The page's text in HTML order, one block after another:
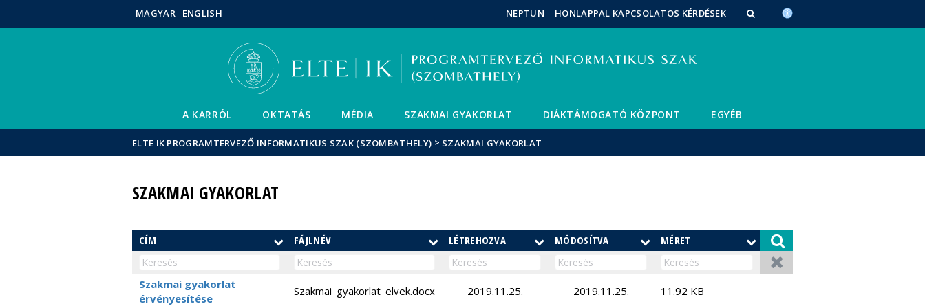
Események
MAGYAR ENGLISH NEPTUN HONLAPPAL KAPCSOLATOS KÉRDÉSEK
A KARRÓL OKTATÁS MÉDIA SZAKMAI GYAKORLAT DIÁKTÁMOGATÓ KÖZPONT EGYÉB
ELTE IK PROGRAMTERVEZŐ INFORMATIKUS SZAK (SZOMBATHELY) > SZAKMAI GYAKORLAT
SZAKMAI GYAKORLAT
CÍM FÁJLNÉV LÉTREHOZVA MÓDOSÍTVA MÉRET
Szakmai gyakorlat
érvényesítése
Szakmai_gyakorlat_elvek.docx 2019.11.25. 2019.11.25. 11.92 KB